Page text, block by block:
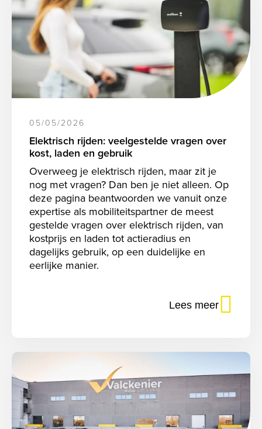
05/05/2026
Elektrisch rijden: veelgestelde vragen over
kost, laden en gebruik
Overweeg je elektrisch rijden, maar zit je
nog met vragen? Dan ben je niet alleen. Op
deze pagina beantwoorden we vanuit onze
expertise als mobiliteitspartner de meest
gestelde vragen over elektrisch rijden, van
kostprijs en laden tot actieradius en
dagelijks gebruik, op een duidelijke en
eerlijke manier.
Lees meer